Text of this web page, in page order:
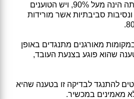
יש הטוענים כי רמת אמינותה הינה מעל 90%, ויש הטוענים
סביבתיות אשר מורידות
מאורגנים מתנגדים באופן
שהוא פוגע בצנעת העובד,
להתנגד לבדיקה זו בטענה שהיא
מאמינים במכשיר.